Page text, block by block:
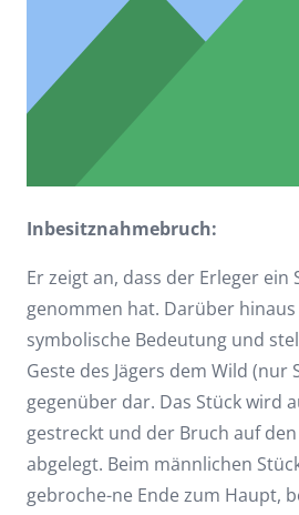
Inbesitznahmebruch:
Er zeigt an, dass der Erleger ein
genommen hat. Darüber
symbolische Bedeutung und
Geste des Jägers dem Wild (nur
gegenüber dar. Das Stück wird
gestreckt und der Bruch auf
abgelegt. Beim männlichen
gebroche-ne Ende zum Haupt,